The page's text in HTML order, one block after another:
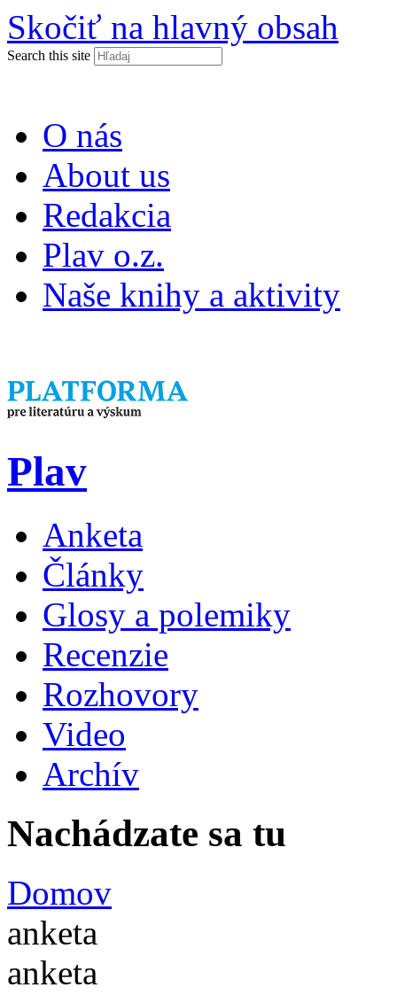
Skočiť na hlavný obsah
Search this site
O nás
About us
Redakcia
Plav o.z.
Naše knihy a aktivity
Plav
Anketa
Články
Glosy a polemiky
Recenzie
Rozhovory
Video
Archív
Nachádzate sa tu
Domov
anketa
anketa